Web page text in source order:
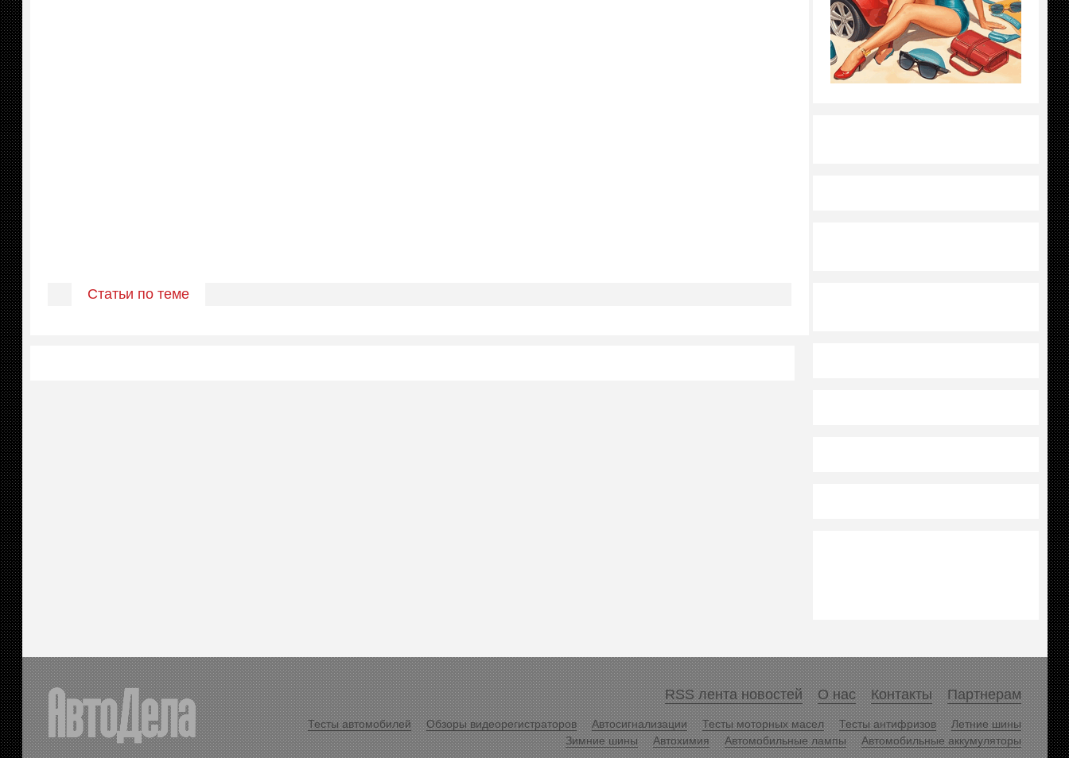
Статьи по теме
RSS лента новостей О нас Контакты Партнерам
Тесты автомобилей Обзоры видеорегистраторов Автосигнализации Тесты моторных масел Тесты антифризов
Летние шины
Зимние шины
Автохимия Автомобильные лампы Автомобильные аккумуляторы